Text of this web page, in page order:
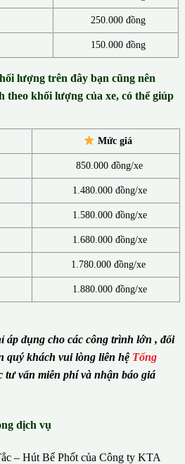
250.000 đồng
150.000 đồng
lượng trên đây bạn cũng nên
theo khối lượng của xe, có thể giúp
Mức giá
850.000 đồng/xe
1.480.000 đồng/xe
1.580.000 đồng/xe
1.680.000 đồng/xe
1.780.000 đồng/xe
1.880.000 đồng/xe
áp dụng cho các công trình lớn , đối
quý khách vui lòng liên hệ Tổng
tư vấn miễn phí và nhận báo giá
dịch vụ
– Hút Bể Phốt của Công ty KTA